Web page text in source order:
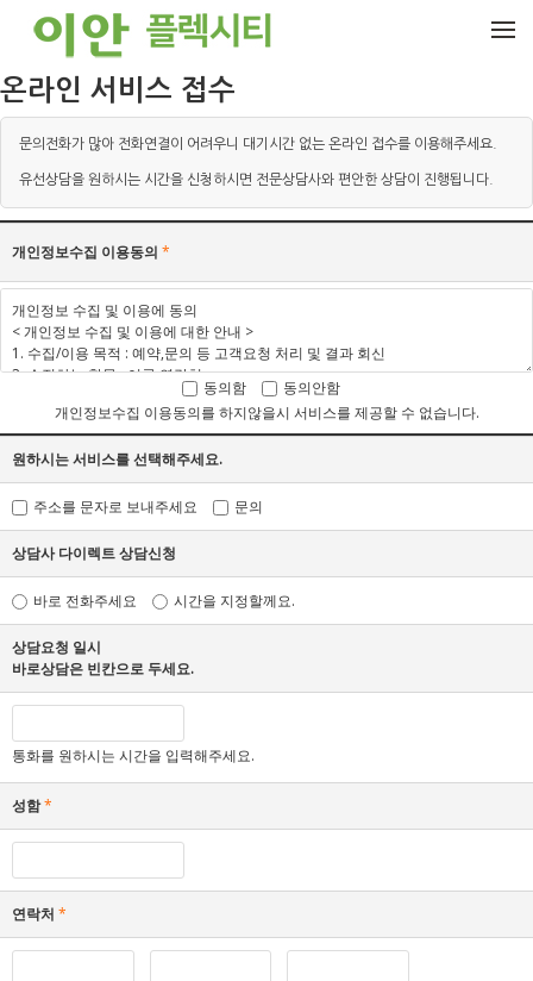
메뉴 건너뛰기
온라인 서비스 접수
문의전화가 많아 전화연결이 어려우니 대기시간 없는 온라인 접수를 이용해주세요.
유선상담을 원하시는 시간을 신청하시면 전문상담사와 편안한 상담이 진행됩니다.
개인정보수집 이용동의 *
동의함
동의안함
개인정보수집 이용동의를 하지않을시 서비스를 제공할 수 없습니다.
원하시는 서비스를 선택해주세요.
주소를 문자로 보내주세요 문의
상담사 다이렉트 상담신청
바로 전화주세요 시간을 지정할께요.
상담요청 일시
바로상담은 빈칸으로 두세요.
통화를 원하시는 시간을 입력해주세요.
성함*
연락처 *